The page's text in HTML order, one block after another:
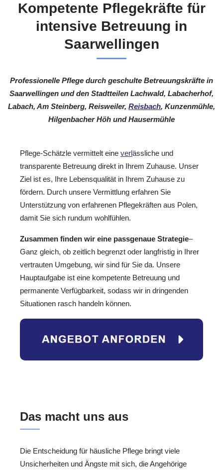
Kompetente Pflegekräfte für
intensive Betreuung in
Saarwellingen
Professionelle Pflege durch geschulte Betreuungskräfte in
Saarwellingen und den Stadtteilen Lachwald, Labacherhof,
Labach, Am Steinberg, Reisweiler, Reisbach, Kunzenmühle,
Hilgenbacher Höh und Hausermühle
Pflege-Schätzle vermittelt eine verlässliche und
transparente Betreuung direkt in Ihrem Zuhause. Unser
Ziel ist es, Ihre Lebensqualität in Ihrem Zuhause zu
fördern. Durch unsere Vermittlung erfahren Sie
Unterstützung von erfahrenen Pflegekräften aus Polen,
damit Sie sich rundum wohlfühlen.
Zusammen finden wir eine passgenaue Strategie–
Ganz gleich, ob zeitlich begrenzt oder langfristig in Ihrer
vertrauten Umgebung, wir sind für Sie da. Unsere
Hauptaufgabe ist eine kompetente Betreuung und
permanente Verfügbarkeit, sodass wir in dringenden
Situationen rasch handeln können.
Das macht uns aus
Die Entscheidung für häusliche Pflege bringt viele
Unsicherheiten und Ängste mit sich, die Angehörige